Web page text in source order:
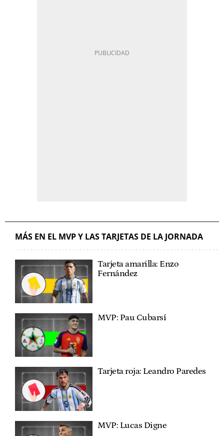
MÁS EN EL MVP Y LAS TARJETAS DE LA JORNADA
Tarjeta amarilla: Enzo
Fernández
MVP: Pau Cubarsí
Tarjeta roja: Leandro Paredes
MVP: Lucas Digne